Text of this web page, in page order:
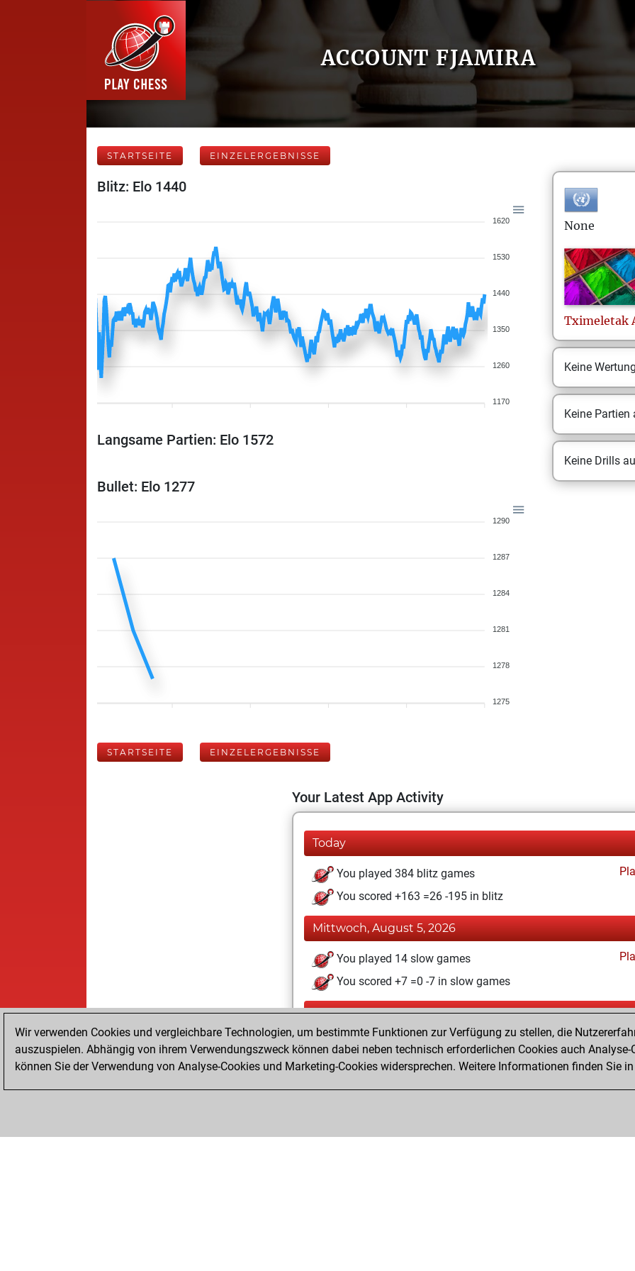
ACCOUNT FJAMIRA
STARTSEITE EINZELERGEBNISSE
Blitz: Elo 1440
1620
1530
1440
1350
1260
1170
Langsame Partien: Elo 1572
Bullet: Elo 1277
1290
1287
1284
1281
1278
1275
None
Tximeletak
Keine
Keine
Keine Drills
STARTSEITE EINZELERGEBNISSE
Your Latest App Activity
Today
You played 384 blitz games
You scored +163 =26 -195 in blitz
Mittwoch, August 5, 2026
You played 14 slow games
You scored +7 =0 -7 in slow games
Freitag, März 27, 2026
You played 2 bullet games
You scored +0 =0 -2 in bullet
Wir verwenden Cookies und vergleichbare Technologien, um bestimmte Funktionen zur Verfügung zu stellen, die
auszuspielen. Abhängig von ihrem Verwendungszweck können dabei neben technisch erforderlichen Cookies auch
können Sie der Verwendung von Analyse-Cookies und Marketing-Cookies widersprechen. Weitere Informationen finden Sie